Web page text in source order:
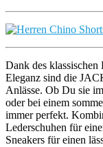
Dank des
Eleganz sind die
Anlässe. Ob Du sie
oder bei einem
immer perfekt.
Lederschuhen für
Sneakers für einen